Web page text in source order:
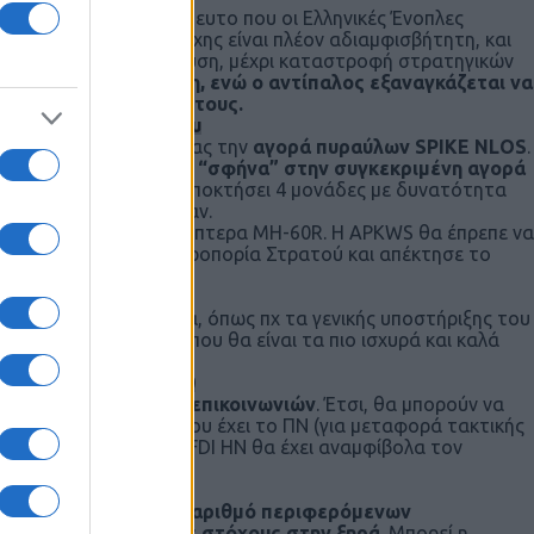
. Θεωρούμε απίστευτο που οι Ελληνικές Ένοπλες
στο πεδίο της μάχης είναι πλέον αδιαμφισβήτητη, και
από τακτική κρούση, μέχρι καταστροφή στρατηγικών
έως αδύνατη, ενώ ο αντίπαλος εξαναγκάζεται να
στην παραγωγή τους.
κανονιοφόρους του
επιλέγοντας την αγορά πυραύλων SPIKE NLOS.
Το ΠΝ, μπήκε “σφήνα” στην συγκεκριμένη αγορά
Δηλαδή το ΠΝ θα αποκτήσει 4 μονάδες με δυνατότητα
απλά θα κρύβονταν.
APKWS για τα ελικόπτερα MH-60R. H APKWS θα έπρεπε να
μακρυά από την Αεροπορία Στρατού και απέκτησε το
munitions;
διαφορετικά πλοία, όπως πχ τα γενικής υποστήριξης του
στις “Κίμων” που θα είναι τα πιο ισχυρά και καλά
ένα LHD Mistral 140
συστήματα επικοινωνιών. Έτσι, θα μπορούν να
κι άλλα δίκτυα που έχει το ΠΝ (για μεταφορά τακτικής
η στοχοποίηση, η FDI HN θα έχει αναμφίβολα τον
έναν ικανό αριθμό περιφερόμενων